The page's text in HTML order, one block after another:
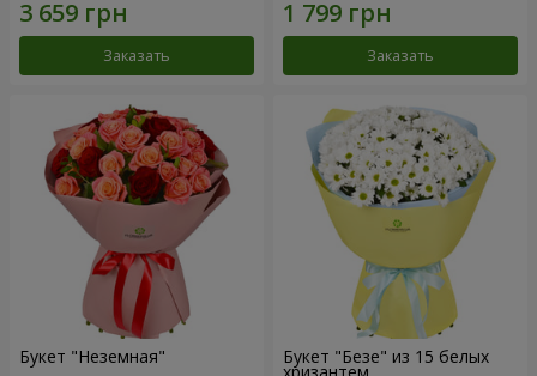
Заказать Заказать
Букет "Неземная" Букет "Безе" из 15 белых